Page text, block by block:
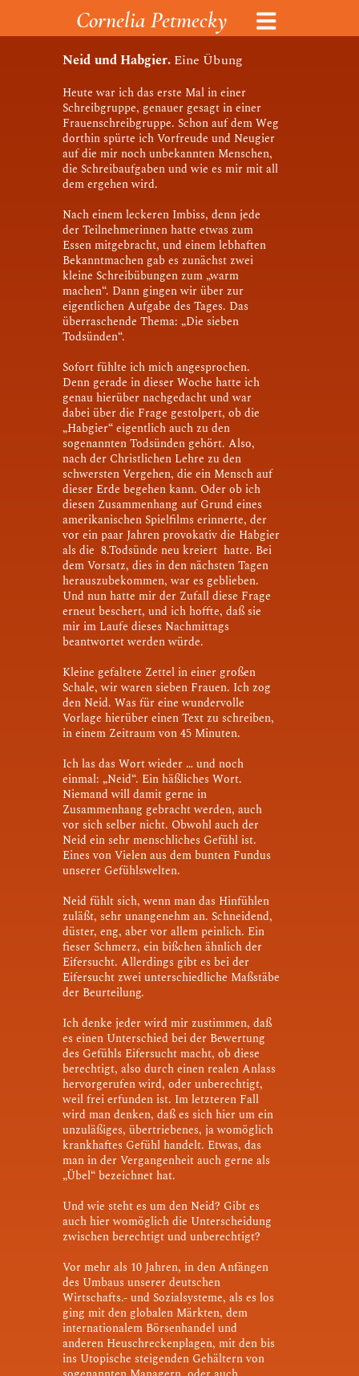
Cornelia Petmecky Menü
Neid und Habgier. Eine Übung
Heute war ich das erste Mal in einer
Schreibgruppe, genauer gesagt in einer
Frauenschreibgruppe. Schon auf dem Weg
dorthin spürte ich Vorfreude und Neugier
auf die mir noch unbekannten Menschen,
die Schreibaufgaben und wie es mir mit all
dem ergehen wird.
Nach einem leckeren Imbiss, denn jede
der Teilnehmerinnen hatte etwas zum
Essen mitgebracht, und einem lebhaften
Bekanntmachen gab es zunächst zwei
kleine Schreibübungen zum „warm
machen“. Dann gingen wir über zur
eigentlichen Aufgabe des Tages. Das
überraschende Thema: „Die sieben
Todsünden“.
Sofort fühlte ich mich angesprochen.
Denn gerade in dieser Woche hatte ich
genau hierüber nachgedacht und war
dabei über die Frage gestolpert, ob die
„Habgier“ eigentlich auch zu den
sogenannten Todsünden gehört. Also,
nach der Christlichen Lehre zu den
schwersten Vergehen, die ein Mensch auf
dieser Erde begehen kann. Oder ob ich
diesen Zusammenhang auf Grund eines
amerikanischen Spielfilms erinnerte, der
vor ein paar Jahren provokativ die Habgier
als die 8.Todsünde neu kreiert hatte. Bei
dem Vorsatz, dies in den nächsten Tagen
herauszubekommen, war es geblieben.
Und nun hatte mir der Zufall diese Frage
erneut beschert, und ich hoffte, daß sie
mir im Laufe dieses Nachmittags
beantwortet werden würde.
Kleine gefaltete Zettel in einer großen
Schale, wir waren sieben Frauen. Ich zog
den Neid. Was für eine wundervolle
Vorlage hierüber einen Text zu schreiben,
in einem Zeitraum von 45 Minuten.
Ich las das Wort wieder … und noch
einmal: „Neid“. Ein häßliches Wort.
Niemand will damit gerne in
Zusammenhang gebracht werden, auch
vor sich selber nicht. Obwohl auch der
Neid ein sehr menschliches Gefühl ist.
Eines von Vielen aus dem bunten Fundus
unserer Gefühlswelten.
Neid fühlt sich, wenn man das Hinfühlen
zuläßt, sehr unangenehm an. Schneidend,
düster, eng, aber vor allem peinlich. Ein
fieser Schmerz, ein bißchen ähnlich der
Eifersucht. Allerdings gibt es bei der
Eifersucht zwei unterschiedliche Maßstäbe
der Beurteilung.
Ich denke jeder wird mir zustimmen, daß
es einen Unterschied bei der Bewertung
des Gefühls Eifersucht macht, ob diese
berechtigt, also durch einen realen Anlass
hervorgerufen wird, oder unberechtigt,
weil frei erfunden ist. Im letzteren Fall
wird man denken, daß es sich hier um ein
unzuläßiges, übertriebenes, ja womöglich
krankhaftes Gefühl handelt. Etwas, das
man in der Vergangenheit auch gerne als
„Übel“ bezeichnet hat.
Und wie steht es um den Neid? Gibt es
auch hier womöglich die Unterscheidung
zwischen berechtigt und unberechtigt?
Vor mehr als 10 Jahren, in den Anfängen
des Umbaus unserer deutschen
Wirtschafts.- und Sozialsysteme, als es los
ging mit den globalen Märkten, dem
internationalem Börsenhandel und
anderen Heuschreckenplagen, mit den bis
ins Utopische steigenden Gehältern von